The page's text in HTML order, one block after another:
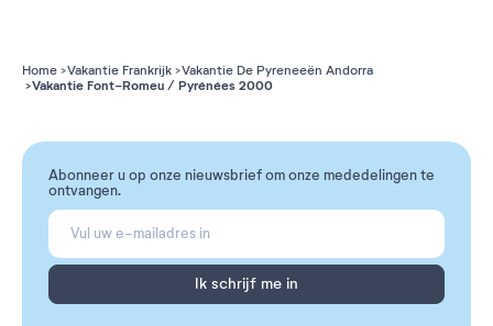
Home Vakantie Frankrijk Vakantie De Pyreneeën Andorra
Vakantie Font-Romeu / Pyrénées 2000
Abonneer u op onze nieuwsbrief om onze mededelingen te
ontvangen.
Ik schrijf me in